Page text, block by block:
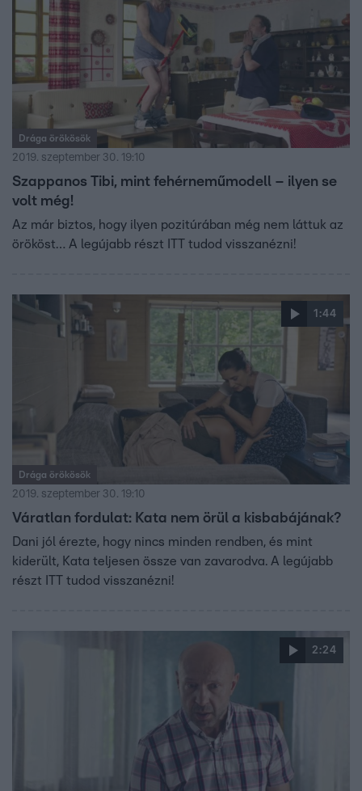
Drága örökösök
2019. szeptember 30. 19:10
Szappanos Tibi, mint fehérneműmodell – ilyen se
volt még!
Az már biztos, hogy ilyen pozitúrában még nem láttuk az
örököst… A legújabb részt ITT tudod visszanézni!
1:44
Drága örökösök
2019. szeptember 30. 19:10
Váratlan fordulat: Kata nem örül a kisbabájának?
Dani jól érezte, hogy nincs minden rendben, és mint
kiderült, Kata teljesen össze van zavarodva. A legújabb
részt ITT tudod visszanézni!
2:24